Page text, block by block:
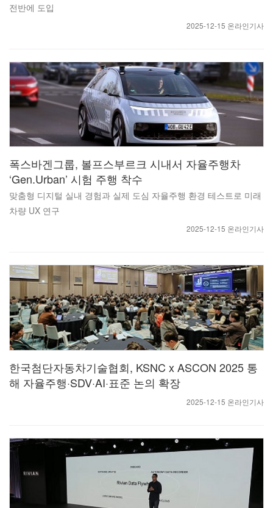
전반에 도입
2025-12-15 온라인기사
폭스바겐그룹, 볼프스부르크 시내서 자율주행차
‘Gen.Urban’ 시험 주행 착수
맞춤형 디지털 실내 경험과 실제 도심 자율주행 환경 테스트로 미래
차량 UX 연구
2025-12-15 온라인기사
한국첨단자동차기술협회, KSNC x ASCON 2025 통
해 자율주행·SDV·AI·표준 논의 확장
2025-12-15 온라인기사